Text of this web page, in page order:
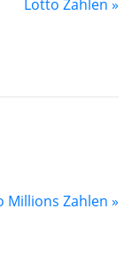
Lotto Zahlen »
Millions Zahlen »